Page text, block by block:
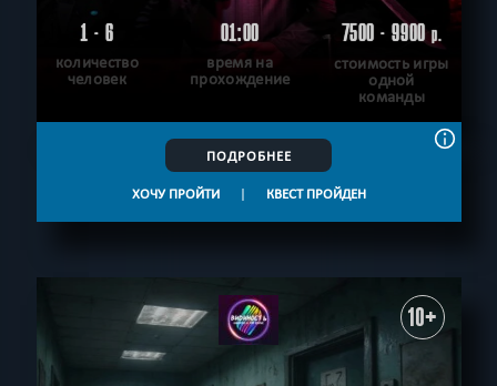
1 - 6
количество
человек
01:00
время на
прохождение
7500 - 9900р.
стоимость игры
одной
команды
ПОДРОБНЕЕ
ХОЧУ ПРОЙТИ | КВЕСТ ПРОЙДЕН
10+